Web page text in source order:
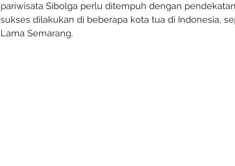
pariwisata Sibolga perlu ditempuh dengan pendekatan
sukses dilakukan di beberapa kota tua di Indonesia,
Lama Semarang.